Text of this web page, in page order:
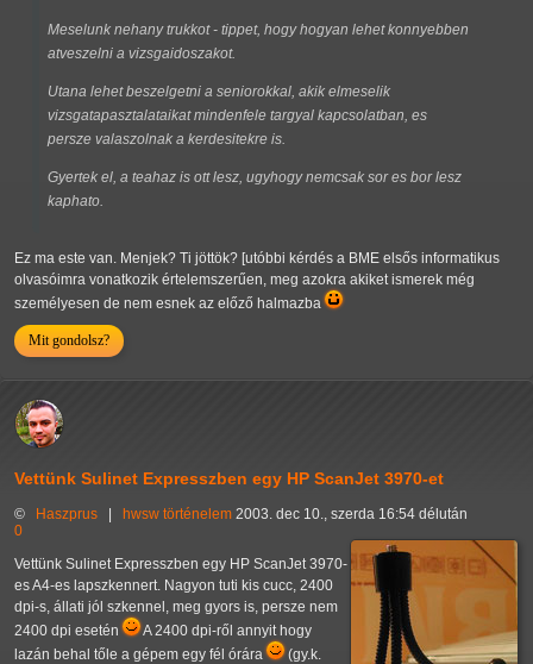
Meselunk nehany trukkot - tippet, hogy hogyan lehet konnyebben
atveszelni a vizsgaidoszakot.
Utana lehet beszelgetni a seniorokkal, akik elmeselik
vizsgatapasztalataikat mindenfele targyal kapcsolatban, es
persze valaszolnak a kerdesitekre is.
Gyertek el, a teahaz is ott lesz, ugyhogy nemcsak sor es bor lesz
kaphato.
Ez ma este van. Menjek? Ti jöttök? [utóbbi kérdés a BME elsős informatikus
olvasóimra vonatkozik értelemszerűen, meg azokra akiket ismerek még
személyesen de nem esnek az előző halmazba
Mit gondolsz?
Vettünk Sulinet Expresszben egy HP ScanJet 3970-et
© Haszprus | hwsw történelem 2003. dec 10., szerda 16:54 délután
0
Vettünk Sulinet Expresszben egy HP ScanJet 3970-
es A4-es lapszkennert. Nagyon tuti kis cucc, 2400
dpi-s, állati jól szkennel, meg gyors is, persze nem
2400 dpi esetén
A 2400 dpi-ről annyit hogy
lazán behal tőle a gépem egy fél órára
(gy.k.